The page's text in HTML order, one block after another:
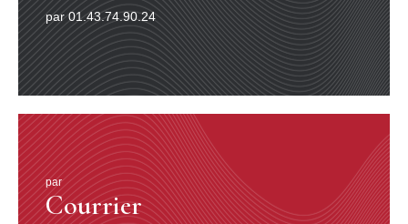
par 01.43.74.90.24
par
Courrier